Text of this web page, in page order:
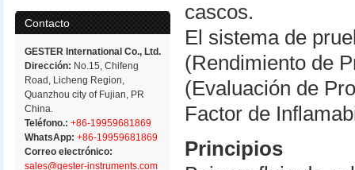
Contacto
GESTER International Co., Ltd.
Dirección: No.15, Chifeng
Road, Licheng Region,
Quanzhou city of Fujian, PR
China.
Teléfono.: +86-19959681869
WhatsApp: +86-19959681869
Correo electrónico:
sales@gester-instruments.com
cascos.
El sistema de
(Rendimiento de
(Evaluación de
Factor de
Principios